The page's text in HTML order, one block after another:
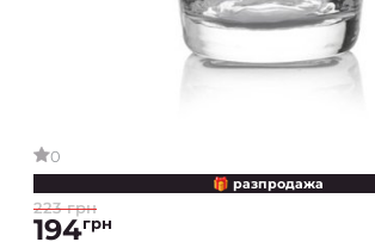
0
🎁 разпродажа
223 грн
194грн